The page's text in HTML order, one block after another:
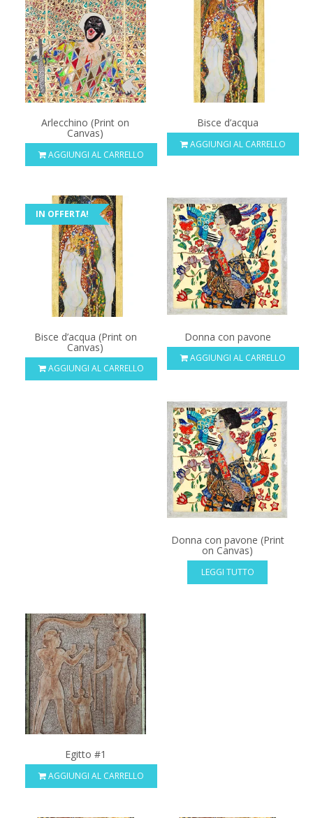
Arlecchino (Print on
Canvas)
AGGIUNGI AL CARRELLO
Bisce d’acqua
AGGIUNGI AL CARRELLO
IN OFFERTA!
Bisce d’acqua (Print on
Canvas)
AGGIUNGI AL CARRELLO
Donna con pavone
AGGIUNGI AL CARRELLO
Donna con pavone (Print
on Canvas)
LEGGI TUTTO
Egitto #1
AGGIUNGI AL CARRELLO